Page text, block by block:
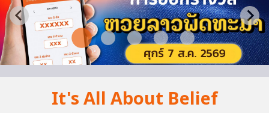
It's All About Belief